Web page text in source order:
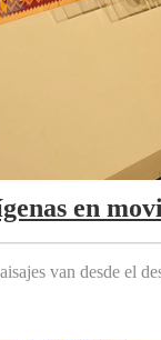
en
van desde el